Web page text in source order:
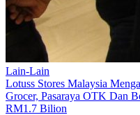
Lain-Lain
Lotuss Stores Malaysia
Grocer, Pasaraya OTK Dan
RM1.7 Bilion